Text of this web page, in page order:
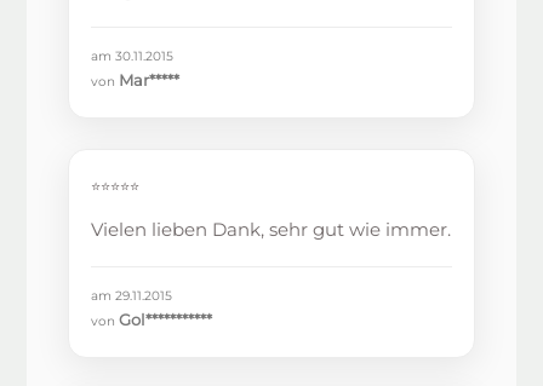
am 30.11.2015
von Mar*****
⭐⭐⭐⭐⭐
Vielen lieben Dank, sehr gut wie immer.
am 29.11.2015
vonGol***********